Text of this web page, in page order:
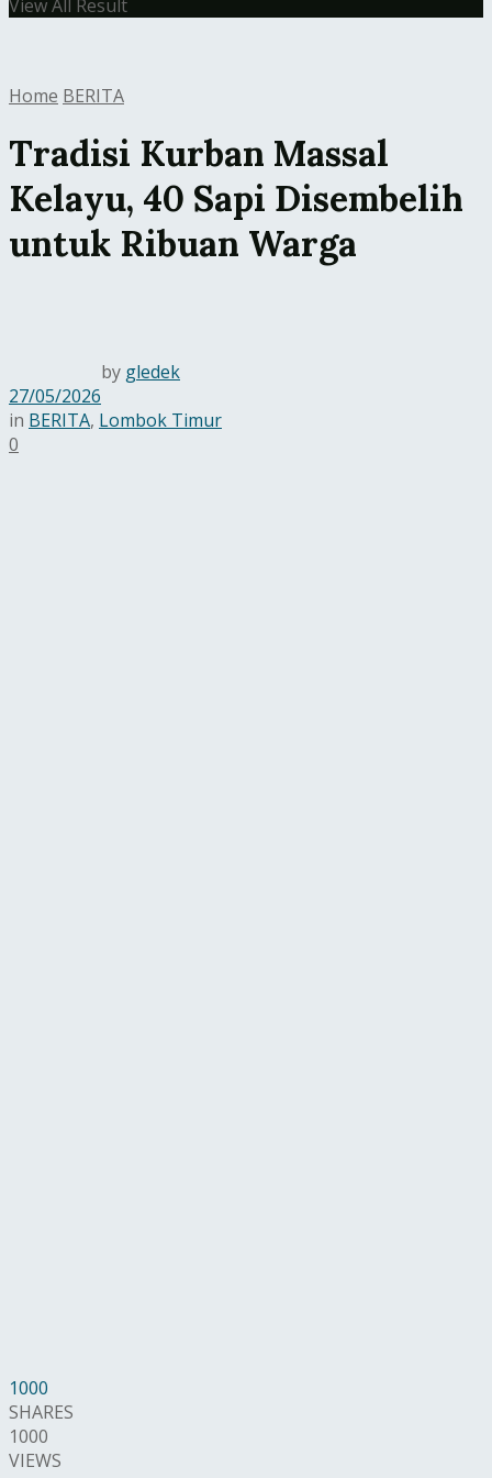
View All Result
Home BERITA
Tradisi Kurban Massal
Kelayu, 40 Sapi Disembelih
untuk Ribuan Warga
by gledek
27/05/2026
in BERITA, Lombok Timur
0
1000
SHARES
1000
VIEWS